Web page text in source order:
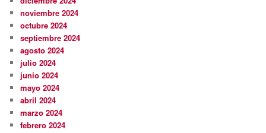
noviembre 2024
octubre 2024
septiembre 2024
agosto 2024
julio 2024
junio 2024
mayo 2024
abril 2024
marzo 2024
febrero 2024